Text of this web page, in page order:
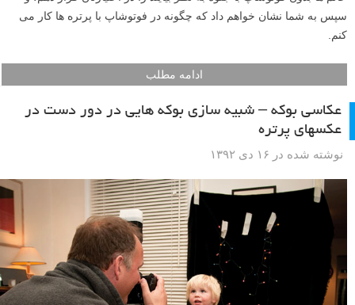
سپس به شما نشان خواهم داد که چگونه در فوتوشاپ با پرتره ها کار می
کنم.
ادامه مطلب
عکاسی بوکه – شبیه سازی بوکه هایی در دور دست در
عکسهای پرتره
نوشته شده در ۱۶ دی ۱۳۹۲